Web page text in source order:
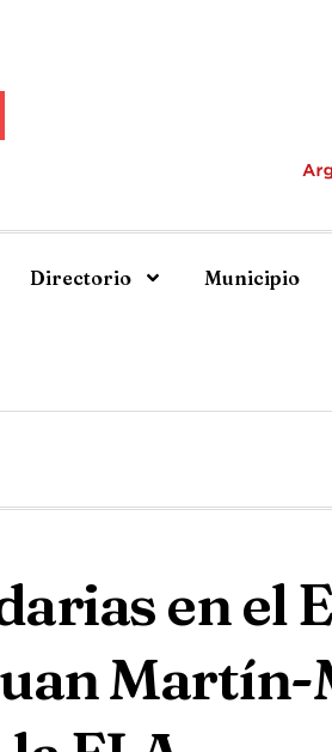
Directorio Municipio
en el
Martín-